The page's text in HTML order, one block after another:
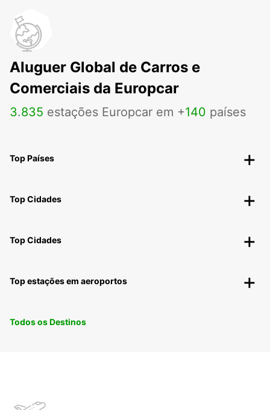
Aluguer Global de Carros e
Comerciais da Europcar
3.835 estações Europcar em +140 países
Top Países
Top Cidades
Top Cidades
Top estações em aeroportos
Todos os Destinos